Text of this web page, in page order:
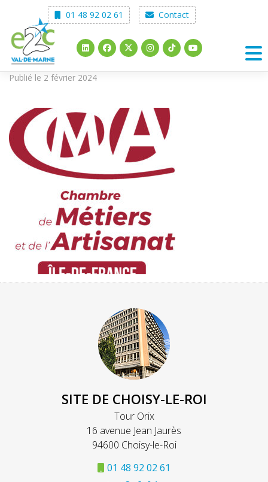
content
01 48 92 02 61 Contact
Publié le 2 février 2024
SITE DE CHOISY-LE-ROI
Tour Orix
16 avenue Jean Jaurès
94600 Choisy-le-Roi
01 48 92 02 61